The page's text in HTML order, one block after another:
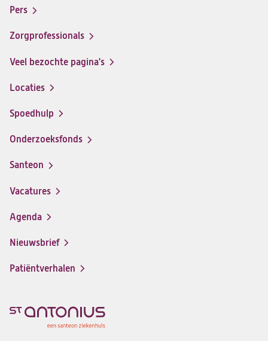
ziekenhuis
op
op
op
menu
Pers
Zorgprofessionals
Veel bezochte pagina's
Locaties
Spoedhulp
Onderzoeksfonds
Santeon
(opent
in
nieuwe
Vacatures
(opent
in
nieuwe
Agenda
Nieuwsbrief
Patiëntverhalen